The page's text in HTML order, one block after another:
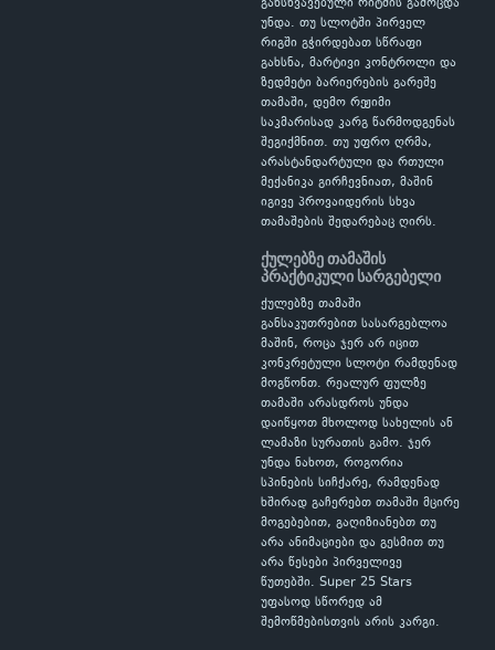
განსხვავებული რიტმის გამოცდა
უნდა. თუ სლოტში პირველ
რიგში გჭირდებათ სწრაფი
გახსნა, მარტივი კონტროლი და
ზედმეტი ბარიერების გარეშე
თამაში, დემო რეჟიმი
საკმარისად კარგ წარმოდგენას
შეგიქმნით. თუ უფრო ღრმა,
არასტანდარტული და რთული
მექანიკა გირჩევნიათ, მაშინ
იგივე პროვაიდერის სხვა
თამაშების შედარებაც ღირს.
ქულებზე თამაშის
პრაქტიკული სარგებელი
ქულებზე თამაში
განსაკუთრებით სასარგებლოა
მაშინ, როცა ჯერ არ იცით
კონკრეტული სლოტი რამდენად
მოგწონთ. რეალურ ფულზე
თამაში არასდროს უნდა
დაიწყოთ მხოლოდ სახელის ან
ლამაზი სურათის გამო. ჯერ
უნდა ნახოთ, როგორია
სპინების სიჩქარე, რამდენად
ხშირად გაჩერებთ თამაში მცირე
მოგებებით, გაღიზიანებთ თუ
არა ანიმაციები და გესმით თუ
არა წესები პირველივე
წუთებში. Super 25 Stars
უფასოდ სწორედ ამ
შემოწმებისთვის არის კარგი.